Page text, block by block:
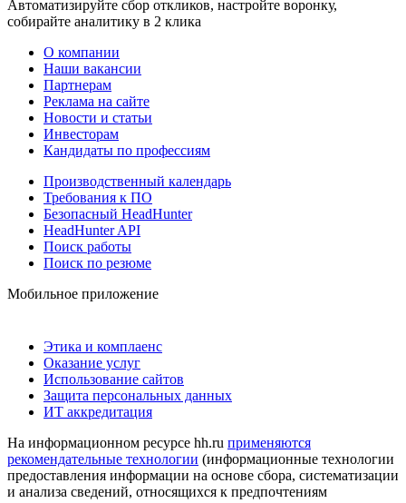
Автоматизируйте сбор откликов, настройте воронку,
собирайте аналитику в 2 клика
О компании
Наши вакансии
Партнерам
Реклама на сайте
Новости и статьи
Инвесторам
Кандидаты по профессиям
Производственный календарь
Требования к ПО
Безопасный HeadHunter
HeadHunter API
Поиск работы
Поиск по резюме
Мобильное приложение
Этика и комплаенс
Оказание услуг
Использование сайтов
Защита персональных данных
ИТ аккредитация
На информационном ресурсе hh.ru применяются
рекомендательные технологии (информационные технологии
предоставления информации на основе сбора, систематизации
и анализа сведений, относящихся к предпочтениям